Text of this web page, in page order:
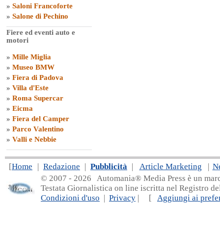
» Saloni Francoforte
» Salone di Pechino
Fiere ed eventi auto e
motori
» Mille Miglia
» Museo BMW
» Fiera di Padova
» Villa d'Este
» Roma Supercar
» Eicma
» Fiera del Camper
» Parco Valentino
» Valli e Nebbie
[Home | Redazione | Pubblicità | Article Marketing |
© 2007 - 2026 Automania® Media Press è un
Testata Giornalistica on line iscritta nel Registro
Condizioni d'uso | Privacy | [ Aggiungi ai